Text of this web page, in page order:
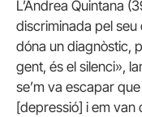
L’Andrea Quintana
discriminada pel
dóna un diagnòstic,
gent, és el silenci»,
se’m va escapar
[depressió] i em van